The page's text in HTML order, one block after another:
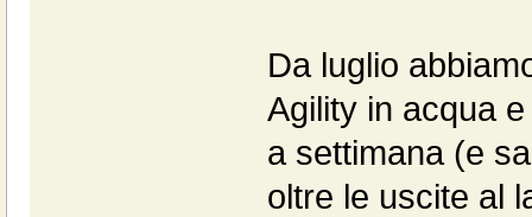
Da luglio
Agility in acqua
a settimana (e
oltre le uscite al